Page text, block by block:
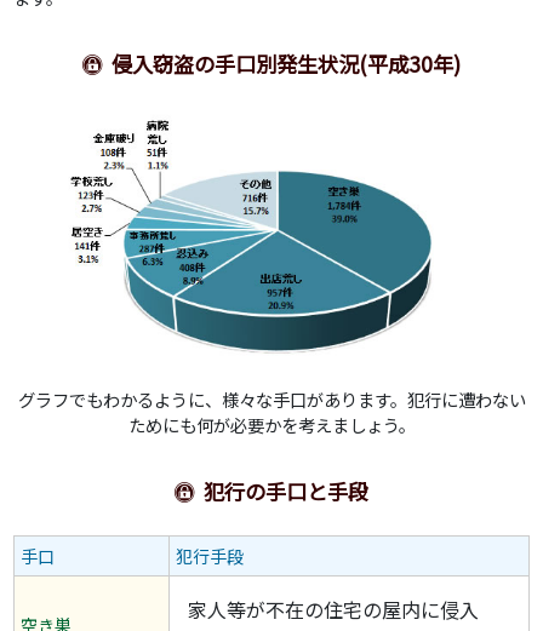
侵入窃盗の手口別発生状況(平成30年)
グラフでもわかるように、様々な手口があります。犯行に遭わない
ためにも何が必要かを考えましょう。
犯行の手口と手段
手口 犯行手段
空き巣
家人等が不在の住宅の屋内に侵入